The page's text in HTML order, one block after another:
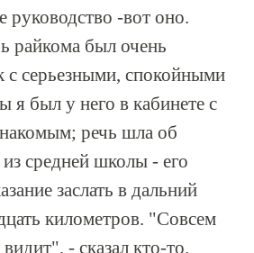
руководство -вот оно.
райкома был очень
с серьезными, спокойными
я был у него в кабинете с
речь шла об
средней школы - его
заслать в дальний
километров. "Совсем
- сказал кто-то.